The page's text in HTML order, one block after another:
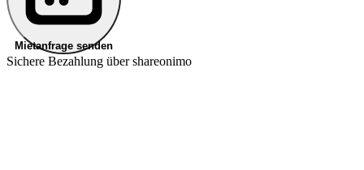
Mietanfrage senden
Sichere Bezahlung über shareonimo